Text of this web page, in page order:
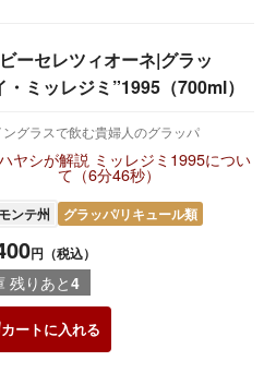
ーセレツィオーネ|グラッ
・ミッレジミ”1995（700ml）
ングラスで飲む貴婦人のグラッパ
ヤシが解説 ミッレジミ1995につい
て（6分46秒）
ンテ州 グラッパ/リキュール類
円（税込）
残りあと4
カートに入れる